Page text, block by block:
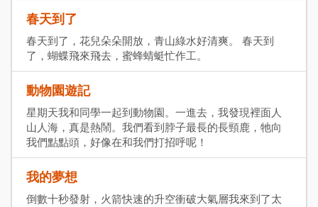
春天到了
春天到了，花兒朵朵開放，青山綠水好清爽。 春天到
了，蝴蝶飛來飛去，蜜蜂蜻蜓忙作工。
動物園遊記
星期天我和同學一起到動物園。一進去，我發現裡面人
山人海，真是熱鬧。我們看到脖子最長的長頸鹿，牠向
我們點點頭，好像在和我們打招呼呢！
我的夢想
倒數十秒發射，火箭快速的升空衝破大氣層我來到了太